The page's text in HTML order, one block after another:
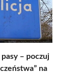
– poczuj
na